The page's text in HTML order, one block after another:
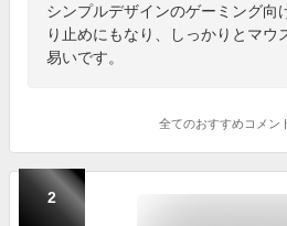
シンプルデザインのゲーミング向
り止めにもなり、しっかりとマウ
易いです。
全てのおすすめコメン
2